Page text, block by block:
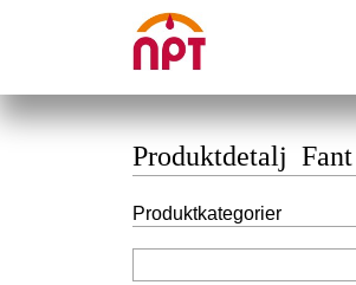
Produktdetalj
Produktkategorier